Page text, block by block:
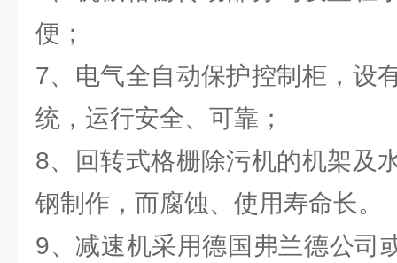
便；
7、电气全自动保护控制柜，设
统，运行安全、可靠；
8、回转式格栅除污机的机架及
钢制作，而腐蚀、使用寿命长。
9、减速机采用德国弗兰德公司